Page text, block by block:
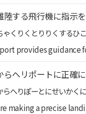
する飛行機に指示を
くりくとりりくするひ
provides guidance
ヘリポートに正確に
へりぽーとにせいかく
making a precise